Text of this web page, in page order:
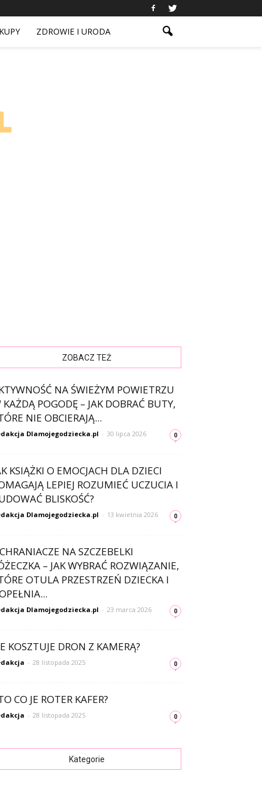
ZDROWIE I URODA
ZOBACZ TEŻ
NA ŚWIEŻYM POWIETRZU
KAŻDĄ POGODĘ – JAK DOBRAĆ BUTY,
NIE OBCIERAJĄ...
Dlamojegodziecka.pl - 30 lipca 2026 0
KSIĄŻKI O EMOCJACH DLA DZIECI
LEPIEJ ROZUMIEĆ UCZUCIA I
BLISKOŚĆ?
Dlamojegodziecka.pl - 13 kwietnia 2026 0
NA SZCZEBELKI
– JAK WYBRAĆ ROZWIĄZANIE,
OTULA PRZESTRZEŃ DZIECKA I
Dlamojegodziecka.pl - 23 marca 2026 0
KOSZTUJE DRON Z KAMERĄ?
- 28 listopada 2025 0
CO JE ROTER KAFER?
- 28 listopada 2025 0
Kategorie